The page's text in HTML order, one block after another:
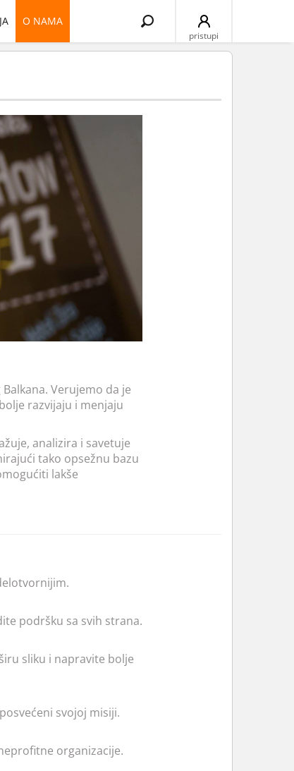
O NAMA
pristupi
Search
for:
Verujemo da je
razvijaju i menjaju
analizira i savetuje
tako opsežnu bazu
lakše
podršku sa svih strana.
sliku i napravite bolje
svojoj misiji.
organizacije.